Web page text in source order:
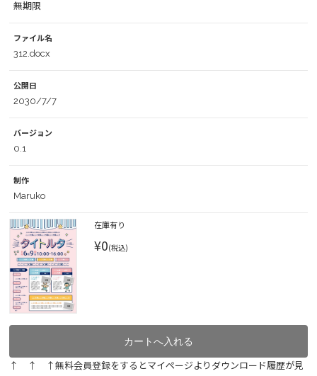
無期限
ファイル名
312.docx
公開日
2030/7/7
バージョン
0.1
制作
Maruko
在庫有り
¥0(税込)
↑ ↑ ↑無料会員登録をするとマイページよりダウンロード履歴が見